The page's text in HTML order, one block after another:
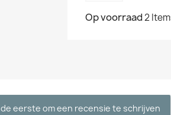
Op voorraad2
eerste om een recensie te schrijven